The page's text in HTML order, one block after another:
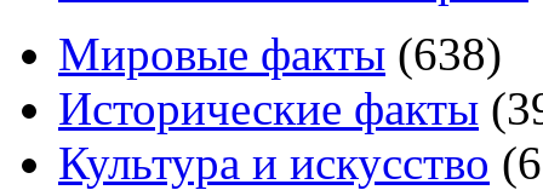
Мировые факты (638)
Исторические факты (
Культура и искусство (